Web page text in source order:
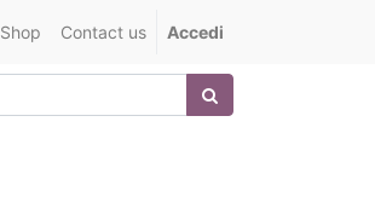
Shop Contact us Accedi